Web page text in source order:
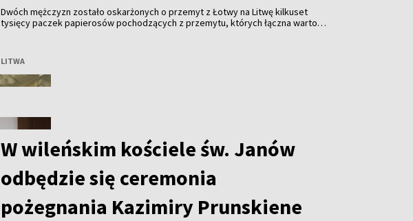
Dwóch mężczyzn zostało oskarżonych o przemyt z Łotwy na Litwę kilkuset
tysięcy paczek papierosów pochodzących z przemytu, których łączna wartość
LITWA
W wileńskim kościele św. Janów
odbędzie się ceremonia
pożegnania Kazimiry Prunskiene